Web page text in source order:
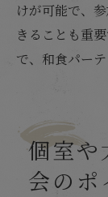
けが可能で、
きることも重
で、和食パー
個室や
会のポ